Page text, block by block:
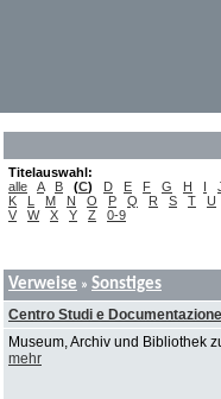
Titelauswahl:
alle
A B (C) D E F G H I
K
L M N O P Q R S T
U
V
W X Y Z 0-9
Verweise » Sonstiges
Centro Studi e
Museum, Archiv und Bibliothek
mehr